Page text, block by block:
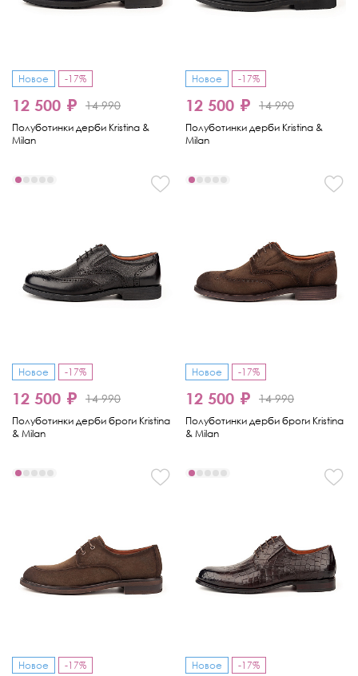
Новое -17%
12 500 ₽ 14 990
Полуботинки дерби Kristina &
Milan
Новое -17%
12 500 ₽ 14 990
Полуботинки дерби Kristina &
Milan
Новое -17%
12 500 ₽ 14 990
Полуботинки дерби броги Kristina
& Milan
Новое -17%
12 500 ₽ 14 990
Полуботинки дерби броги Kristina
& Milan
Новое -17% Новое -17%